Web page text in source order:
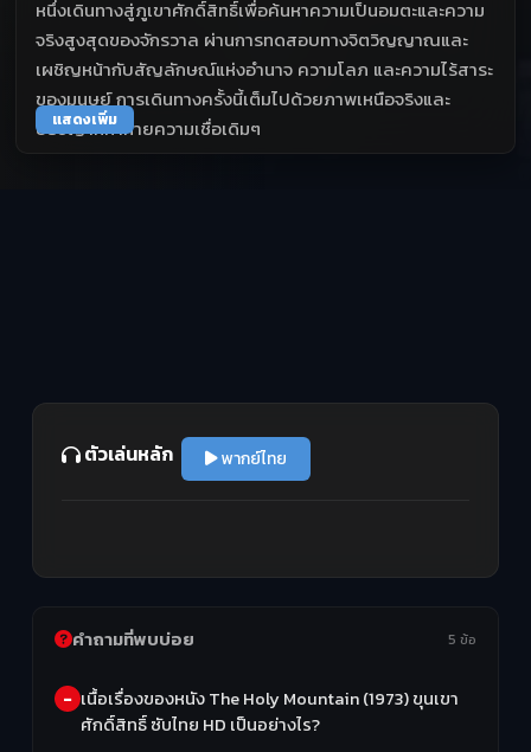
หนึ่งเดินทางสู่ภูเขาศักดิ์สิทธิ์เพื่อค้นหาความเป็นอมตะและความ
จริงสูงสุดของจักรวาล ผ่านการทดสอบทางจิตวิญญาณและ
เผชิญหน้ากับสัญลักษณ์แห่งอำนาจ ความโลภ และความไร้สาระ
ของมนุษย์ การเดินทางครั้งนี้เต็มไปด้วยภาพเหนือจริงและ
ปรัชญาที่ท้าทายความเชื่อเดิมๆ
แสดงเพิ่ม
ตัวเล่นหลัก พากย์ไทย
คำถามที่พบบ่อย 5 ข้อ
เนื้อเรื่องของหนัง The Holy Mountain (1973) ขุนเขา
ศักดิ์สิทธิ์ ซับไทย HD เป็นอย่างไร?